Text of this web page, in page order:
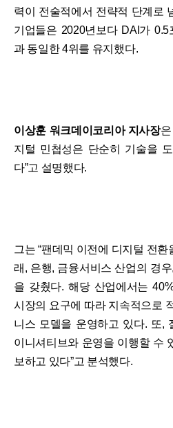
력이 전술적에서 전략적 단계로
기업들은 2020년보다 DAI가
과 동일한 4위를 유지했다.
이상훈 워크데이코리아 지사장은
지털 민첩성은 단순히 기술을
다”고 설명했다.
그는 “팬데믹 이전에 디지털 전
래, 은행, 금융서비스 산업의 경
을 갖췄다. 해당 산업에서는
시장의 요구에 따라 지속적으로
니스 모델을 운영하고 있다. 또,
이니셔티브와 운영을 이행할 수
보하고 있다”고 분석했다.